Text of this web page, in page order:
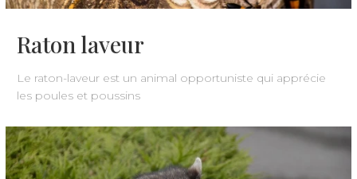
Raton laveur
Le raton-laveur est un animal opportuniste qui apprécie
les poules et poussins